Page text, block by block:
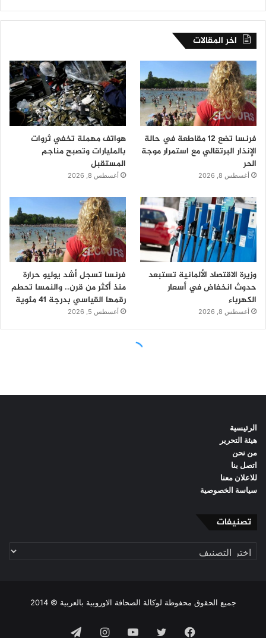
الرئيسية
هيئة التحرير
من نحن
اتصل بنا
للاعلان معنا
سياسة الخصوصية
تصنيفات
تصنيفات
جميع الحقوق محفوظة لوكالة الصحافة الاوروبية بالعربية © 2014
فيسبوك تويتر يوتيوبانستقرامتيلقرام